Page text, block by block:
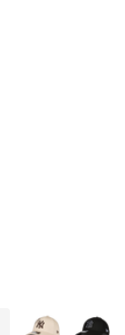
Plus de couleurs